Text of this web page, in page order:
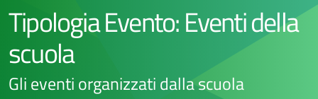
Tipologia Evento:Eventi della
scuola
Gli eventi organizzati dalla scuola